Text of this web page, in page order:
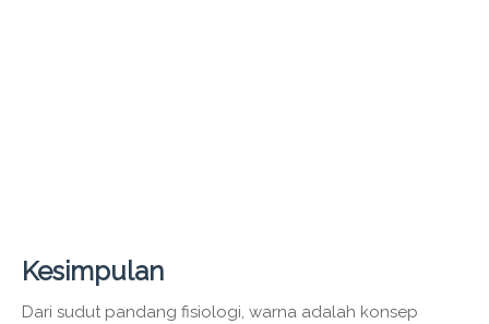
Kesimpulan
Dari sudut pandang fisiologi, warna adalah konsep